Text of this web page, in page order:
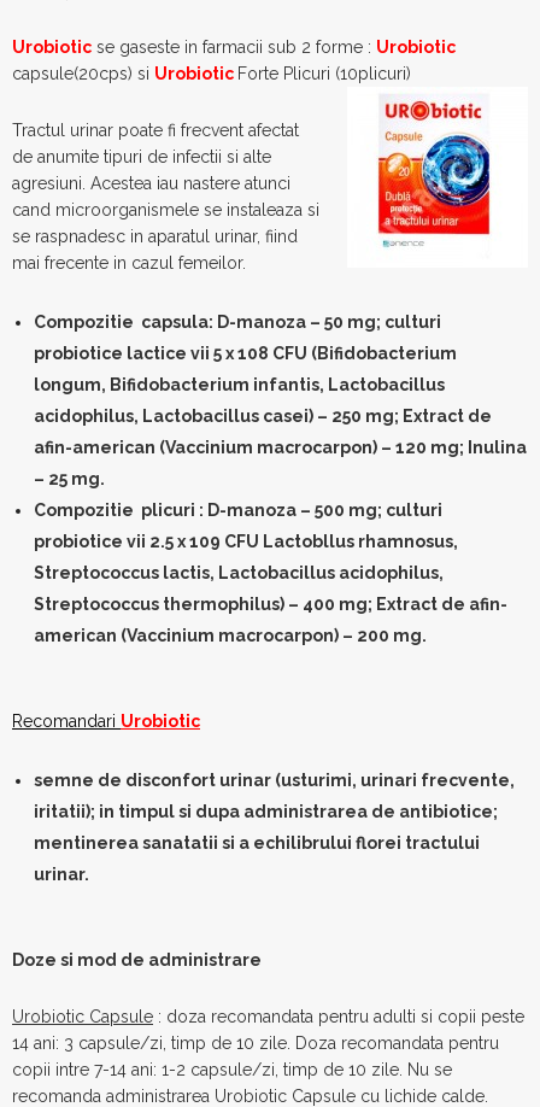
Urobiotic se gaseste in farmacii sub 2 forme : Urobiotic
capsule(20cps) si Urobiotic Forte Plicuri (10plicuri)
Tractul urinar poate fi frecvent afectat
de anumite tipuri de infectii si alte
agresiuni. Acestea iau nastere atunci
cand microorganismele se instaleaza si
se raspnadesc in aparatul urinar, fiind
mai frecente in cazul femeilor.
Compozitie capsula: D-manoza – 50 mg; culturi
probiotice lactice vii 5 x 108 CFU (Bifidobacterium
longum, Bifidobacterium infantis, Lactobacillus
acidophilus, Lactobacillus casei) – 250 mg; Extract de
afin-american (Vaccinium macrocarpon) – 120 mg; Inulina
– 25 mg.
Compozitie plicuri : D-manoza – 500 mg; culturi
probiotice vii 2.5 x 109 CFU Lactobllus rhamnosus,
Streptococcus lactis, Lactobacillus acidophilus,
Streptococcus thermophilus) – 400 mg; Extract de afin-
american (Vaccinium macrocarpon) – 200 mg.
Recomandari Urobiotic
semne de disconfort urinar (usturimi, urinari frecvente,
iritatii); in timpul si dupa administrarea de antibiotice;
mentinerea sanatatii si a echilibrului florei tractului
urinar.
Doze si mod de administrare
Urobiotic Capsule : doza recomandata pentru adulti si copii peste
14 ani: 3 capsule/zi, timp de 10 zile. Doza recomandata pentru
copii intre 7-14 ani: 1-2 capsule/zi, timp de 10 zile. Nu se
recomanda administrarea Urobiotic Capsule cu lichide calde.